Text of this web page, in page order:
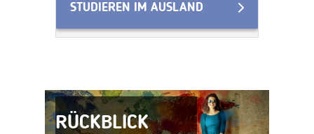
STUDIEREN IM AUSLAND
RÜCKBLICK